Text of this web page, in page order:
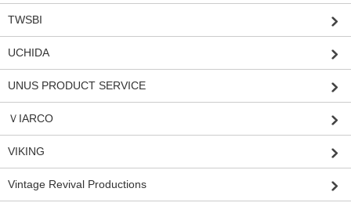
TWSBI
UCHIDA
UNUS PRODUCT SERVICE
ＶIARCO
VIKING
Vintage Revival Productions